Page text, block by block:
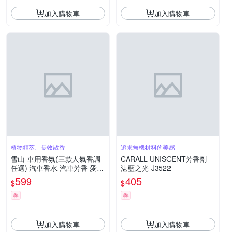
加入購物車 加入購物車
植物精萃、長效散香
雪山-車用香氛(三款人氣香調
任選) 汽車香水 汽車芳香 愛車
必備 木質調香氛
$599
券
加入購物車
追求無機材料的美感
CARALL UNISCENT芳香劑
湛藍之光-J3522
$405
券
加入購物車